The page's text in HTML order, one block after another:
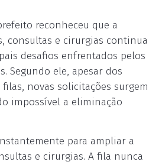
reconheceu que a
consultas e cirurgias continua
desafios enfrentados pelos
Segundo ele, apesar dos
novas solicitações surgem
impossível a eliminação
para ampliar a
e cirurgias. A fila nunca